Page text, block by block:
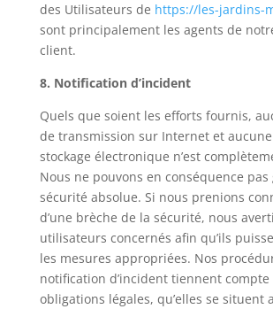
des Utilisateurs de https://les-jardins-
sont principalement les agents de
client.
8. Notification d’incident
Quels que soient les efforts fournis,
de transmission sur Internet et
stockage électronique n’est
Nous ne pouvons en conséquence
sécurité absolue. Si nous prenions
d’une brèche de la sécurité, nous
utilisateurs concernés afin qu’ils
les mesures appropriées. Nos
notification d’incident tiennent compte
obligations légales, qu’elles se situent